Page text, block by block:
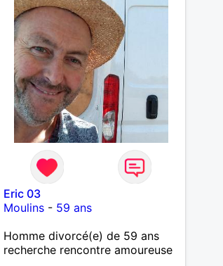
Eric 03
Moulins - 59 ans
Homme divorcé(e) de 59 ans
recherche rencontre amoureuse